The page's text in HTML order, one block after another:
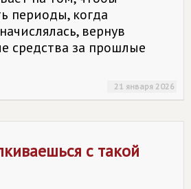
периоды, когда
вернув
средства за прошлые
21 января 2026
с такой